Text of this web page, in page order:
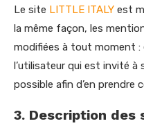
Le site LITTLE ITALY est
la même façon, les
modifiées à tout moment :
l’utilisateur qui est invité à
possible afin d’en prendre
3. Description des